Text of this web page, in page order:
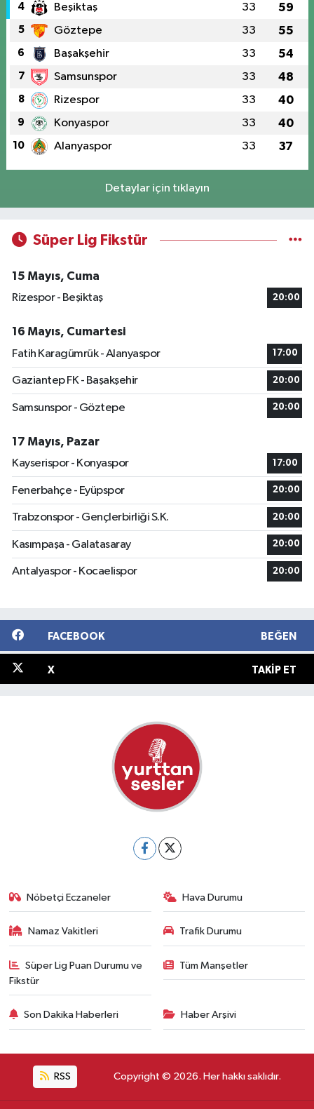
4 Beşiktaş 33 59
5 Göztepe 33 55
6 Başakşehir 33 54
7 Samsunspor 33 48
8 Rizespor 33 40
9 Konyaspor 33 40
10 Alanyaspor 33 37
Detaylar için tıklayın
Süper Lig Fikstür
15 Mayıs, Cuma
Rizespor - Beşiktaş
20:00
16 Mayıs, Cumartesi
Fatih Karagümrük - Alanyaspor
17:00
Gaziantep FK - Başakşehir 20:00
Samsunspor - Göztepe 20:00
17 Mayıs, Pazar
Kayserispor - Konyaspor
17:00
Fenerbahçe - Eyüpspor 20:00
Trabzonspor - Gençlerbirliği S.K. 20:00
Kasımpaşa - Galatasaray 20:00
Antalyaspor - Kocaelispor 20:00
FACEBOOK BEĞEN
X TAKIP ET
Nöbetçi Eczaneler Hava Durumu
Namaz Vakitleri Trafik Durumu
Süper Lig Puan Durumu ve
Fikstür
Tüm Manşetler
Son Dakika Haberleri Haber Arşivi
RSS Copyright © 2026. Her hakkı saklıdır.